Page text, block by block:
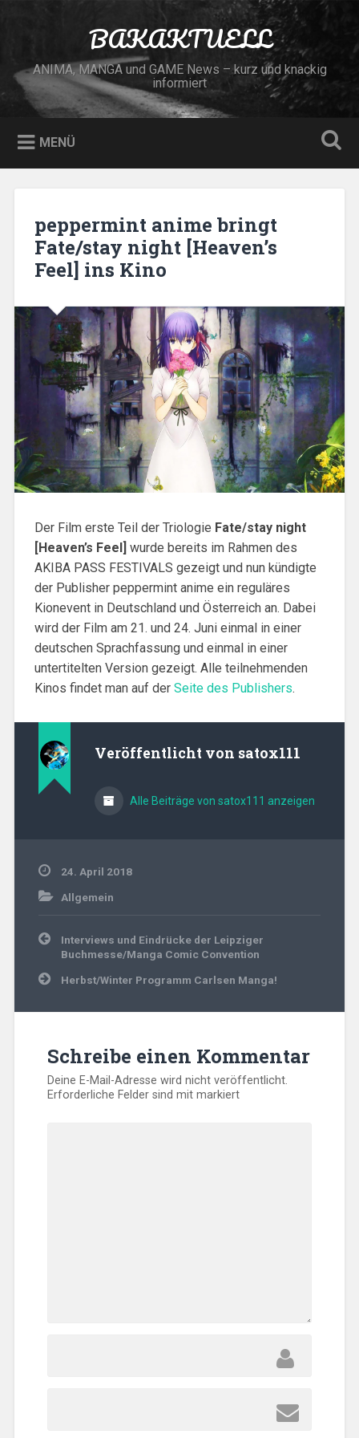
BAKAKTUELL
ANIMA, MANGA und GAME News – kurz und knackig
informiert
MENÜ
peppermint anime bringt
Fate/stay night [Heaven’s
Feel] ins Kino
Der Film erste Teil der Triologie Fate/stay night
[Heaven’s Feel] wurde bereits im Rahmen des
AKIBA PASS FESTIVALS gezeigt und nun kündigte
der Publisher peppermint anime ein reguläres
Kionevent in Deutschland und Österreich an. Dabei
wird der Film am 21. und 24. Juni einmal in einer
deutschen Sprachfassung und einmal in einer
untertitelten Version gezeigt. Alle teilnehmenden
Kinos findet man auf der Seite des Publishers.
Veröffentlicht von satox111
Alle Beiträge von satox111 anzeigen
24. April 2018
Allgemein
Beitragsnavigation
Interviews und Eindrücke der Leipziger
Buchmesse/Manga Comic Convention
Herbst/Winter Programm Carlsen Manga!
Schreibe einen Kommentar
Deine E-Mail-Adresse wird nicht veröffentlicht.
Erforderliche Felder sind mitmarkiert